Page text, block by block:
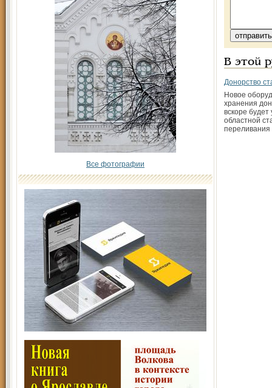
Все фотографии
В этой
Донорство
Новое
хранения
вскоре будет
областной
переливания